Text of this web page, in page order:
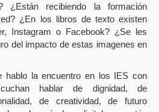
¿Están recibiendo la formación
¿En los libros de texto existen
Instagram o Facebook? ¿Se les
del impacto de estas imagenes en
hablo la encuentro en los IES con
hablar de dignidad, de
de creatividad, de futuro